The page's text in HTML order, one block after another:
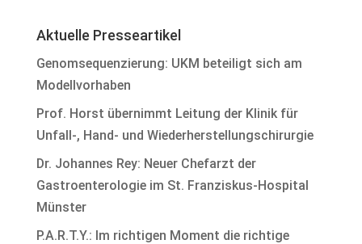
Aktuelle Presseartikel
Genomsequenzierung: UKM beteiligt sich am
Modellvorhaben
Prof. Horst übernimmt Leitung der Klinik für
Unfall-, Hand- und Wiederherstellungschirurgie
Dr. Johannes Rey: Neuer Chefarzt der
Gastroenterologie im St. Franziskus-Hospital
Münster
P.A.R.T.Y.: Im richtigen Moment die richtige